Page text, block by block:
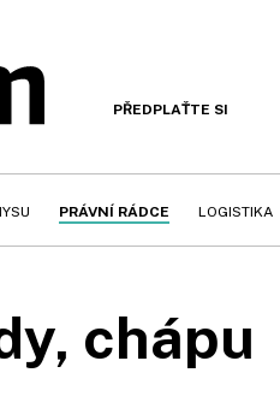
PŘEDPLAŤTE SI
PRÁVNÍ RÁDCE LOGISTIKA
chápu